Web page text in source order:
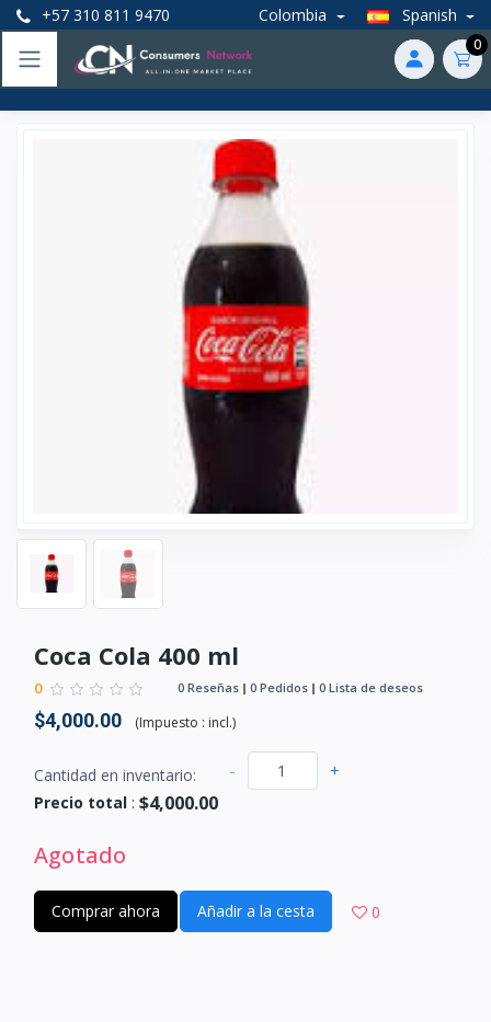
+57 310 811 9470 Colombia Spanish
0
Coca Cola 400 ml
0 0 Reseñas 0 Pedidos 0 Lista de deseos
$4,000.00 (Impuesto : incl.)
Cantidad en inventario: - +
Precio total : $4,000.00
Agotado
Comprar ahora Añadir a la cesta 0